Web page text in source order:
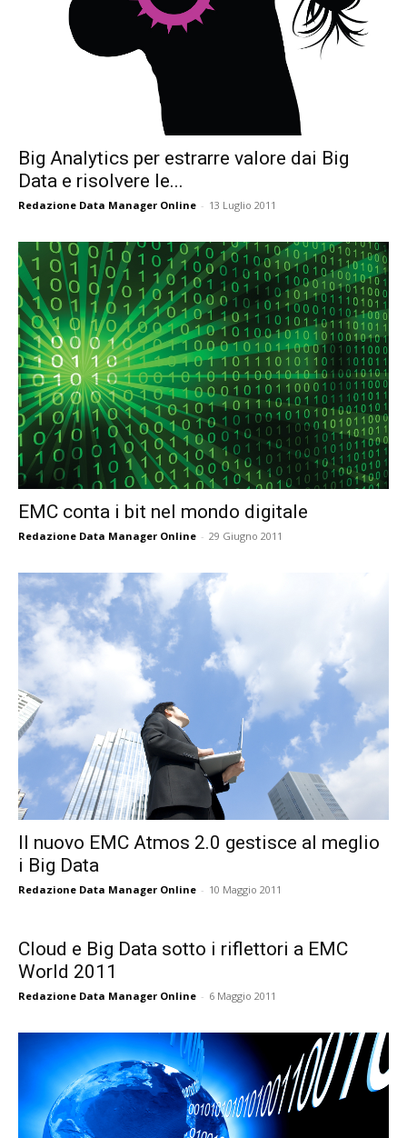
Big Analytics per estrarre valore dai Big
Data e risolvere le...
Redazione Data Manager Online - 13 Luglio 2011
EMC conta i bit nel mondo digitale
Redazione Data Manager Online - 29 Giugno 2011
Il nuovo EMC Atmos 2.0 gestisce al meglio
i Big Data
Redazione Data Manager Online - 10 Maggio 2011
Cloud e Big Data sotto i riflettori a EMC
World 2011
Redazione Data Manager Online - 6 Maggio 2011